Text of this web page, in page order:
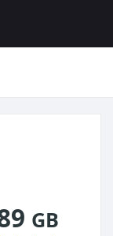
GB